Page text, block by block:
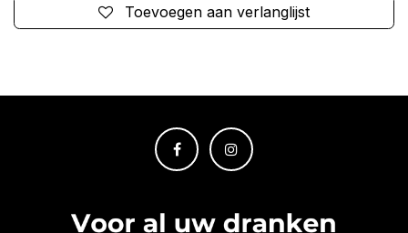
Toevoegen aan verlanglijst